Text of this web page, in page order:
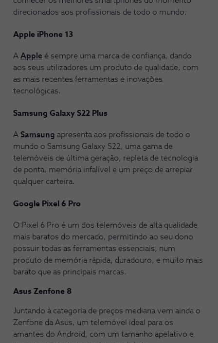
direcionados aos profissionais de todo o mundo.
Apple iPhone 13
A Apple é sempre uma marca de confiança, dando
aos seus utilizadores um produto de qualidade, com
as mais recentes ferramentas e inovações
tecnológicas.
Samsung Galaxy S22 Plus
A Samsung apresenta aos profissionais de todo o
mundo o Samsung Galaxy S22, uma gama de
telemóveis de última geração, repleta de tecnologia
de ponta, memória infalível e um preço de arrepiar
qualquer carteira.
Google Pixel 6 Pro
O Pixel 6 Pro é um dos telemóveis de alta qualidade
mais baratos do mercado, permitindo ao seu dono
possuir todas as ferramentas essenciais, num
produto de memória rápida, duradouro, e muito mais
barato que as principais marcas.
Asus Zenfone 8
Juntando à categoria de preços mediana vem ainda o
Zenfone da Asus, um telemóvel ideal para os
amantes do Android, com um tamanho apelativo e